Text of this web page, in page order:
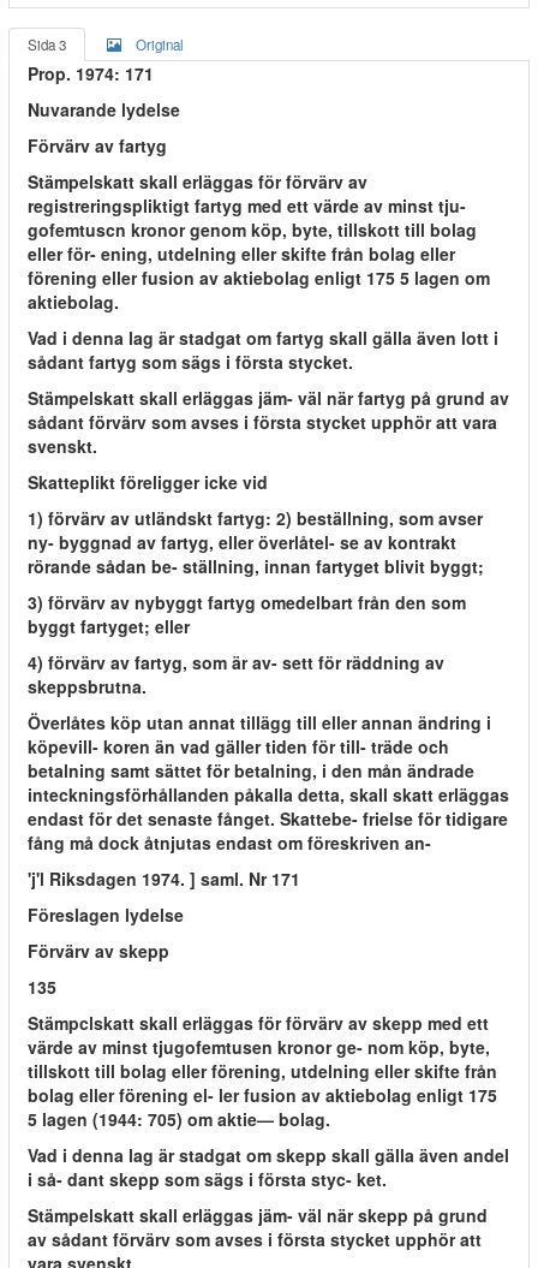
Sida 3 Original
Prop. 1974: 171
Nuvarande lydelse
Förvärv av fartyg
Stämpelskatt skall erläggas för förvärv av
registreringspliktigt fartyg med ett värde av minst tju-
gofemtuscn kronor genom köp, byte, tillskott till bolag
eller för- ening, utdelning eller skifte från bolag eller
förening eller fusion av aktiebolag enligt 175 5 lagen om
aktiebolag.
Vad i denna lag är stadgat om fartyg skall gälla även lott i
sådant fartyg som sägs i första stycket.
Stämpelskatt skall erläggas jäm- väl när fartyg på grund av
sådant förvärv som avses i första stycket upphör att vara
svenskt.
Skatteplikt föreligger icke vid
1) förvärv av utländskt fartyg: 2) beställning, som avser
ny- byggnad av fartyg, eller överlåtel- se av kontrakt
rörande sådan be- ställning, innan fartyget blivit byggt;
3) förvärv av nybyggt fartyg omedelbart från den som
byggt fartyget; eller
4) förvärv av fartyg, som är av- sett för räddning av
skeppsbrutna.
Överlåtes köp utan annat tillägg till eller annan ändring i
köpevill- koren än vad gäller tiden för till- träde och
betalning samt sättet för betalning, i den mån ändrade
inteckningsförhållanden påkalla detta, skall skatt erläggas
endast för det senaste fånget. Skattebe- frielse för tidigare
fång må dock åtnjutas endast om föreskriven an-
'j'l Riksdagen 1974. ] saml. Nr 171
Föreslagen lydelse
Förvärv av skepp
135
Stämpclskatt skall erläggas för förvärv av skepp med ett
värde av minst tjugofemtusen kronor ge- nom köp, byte,
tillskott till bolag eller förening, utdelning eller skifte från
bolag eller förening el- ler fusion av aktiebolag enligt 175
5 lagen (1944: 705) om aktie— bolag.
Vad i denna lag är stadgat om skepp skall gälla även andel
i så- dant skepp som sägs i första styc- ket.
Stämpelskatt skall erläggas jäm- väl när skepp på grund
av sådant förvärv som avses i första stycket upphör att
vara svenskt.